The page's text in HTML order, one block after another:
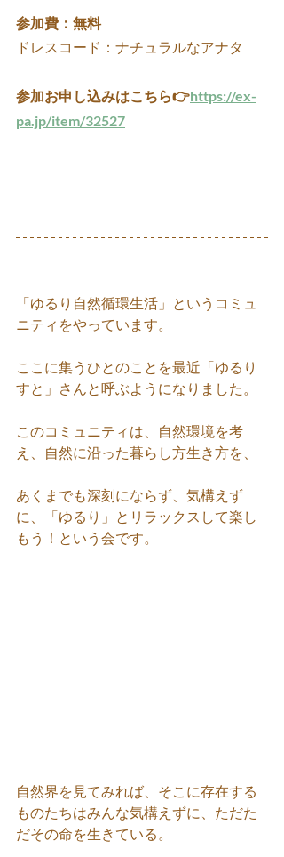
参加費：無料
ドレスコード：ナチュラルなアナタ
参加お申し込みはこちら👉https://ex-
pa.jp/item/32527
「ゆるり自然循環生活」というコミュ
ニティをやっています。
ここに集うひとのことを最近「ゆるり
すと」さんと呼ぶようになりました。
このコミュニティは、自然環境を考
え、自然に沿った暮らし方生き方を、
あくまでも深刻にならず、気構えず
に、「ゆるり」とリラックスして楽し
もう！という会です。
自然界を見てみれば、そこに存在する
ものたちはみんな気構えずに、ただた
だその命を生きている。